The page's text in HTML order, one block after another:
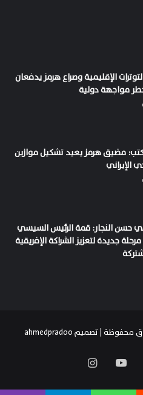
الإقليمية وصراع هرمز يدفعان
مواجهة دولية
مضيق هرمز يعيد تشكيل موازين
الإيراني
حسن النجار: قمة الرئيس السيسي
مرحلة جديدة لتعزيز الشراكة الإفريقية
ahmedpradoo
‫YouTube